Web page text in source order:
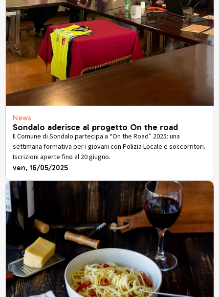
News
Sondalo aderisce al progetto On the road
Il Comune di Sondalo partecipa a “On the Road” 2025: una
settimana formativa per i giovani con Polizia Locale e soccorritori.
Iscrizioni aperte fino al 20 giugno.
ven, 16/05/2025